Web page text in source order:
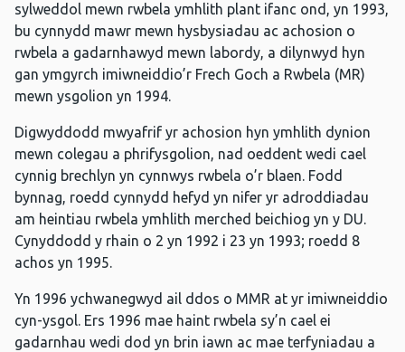
sylweddol mewn rwbela ymhlith plant ifanc ond, yn 1993,
bu cynnydd mawr mewn hysbysiadau ac achosion o
rwbela a gadarnhawyd mewn labordy, a dilynwyd hyn
gan ymgyrch imiwneiddio’r Frech Goch a Rwbela (MR)
mewn ysgolion yn 1994.
Digwyddodd mwyafrif yr achosion hyn ymhlith dynion
mewn colegau a phrifysgolion, nad oeddent wedi cael
cynnig brechlyn yn cynnwys rwbela o’r blaen. Fodd
bynnag, roedd cynnydd hefyd yn nifer yr adroddiadau
am heintiau rwbela ymhlith merched beichiog yn y DU.
Cynyddodd y rhain o 2 yn 1992 i 23 yn 1993; roedd 8
achos yn 1995.
Yn 1996 ychwanegwyd ail ddos ​​o MMR at yr imiwneiddio
cyn-ysgol. Ers 1996 mae haint rwbela sy’n cael ei
gadarnhau wedi dod yn brin iawn ac mae terfyniadau a